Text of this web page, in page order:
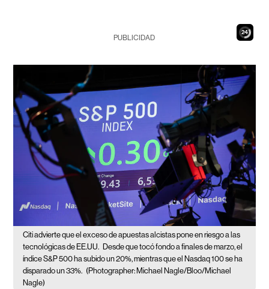
22
PUBLICIDAD
Citi advierte que el exceso de apuestas alcistas pone en riesgo a las
tecnológicas de EE.UU. Desde que tocó fondo a finales de marzo, el
índice S&P 500 ha subido un 20%, mientras que el Nasdaq 100 se ha
disparado un 33%. (Photographer: Michael Nagle/Bloo/Michael
Nagle)